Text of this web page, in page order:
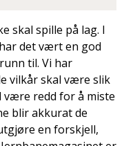
skal spille på lag. I
det vært en god
til. Vi har
vilkår skal være slik
være redd for å miste
blir akkurat de
en forskjell,